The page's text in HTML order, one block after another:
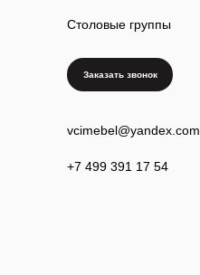
Столовые группы
vcimebel@yandex.com
+7 499 391 17 54
Заказать звонок